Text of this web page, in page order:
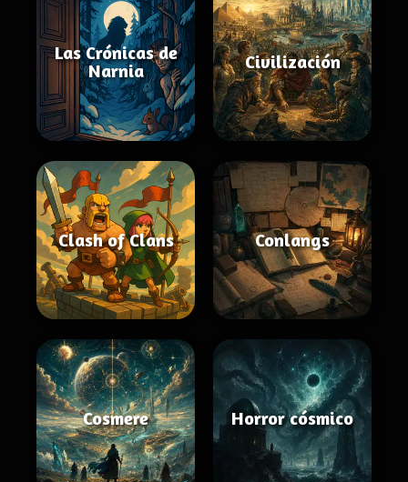
Las Crónicas de
Narnia
Civilización
Clash of Clans Conlangs
Cosmere Horror cósmico